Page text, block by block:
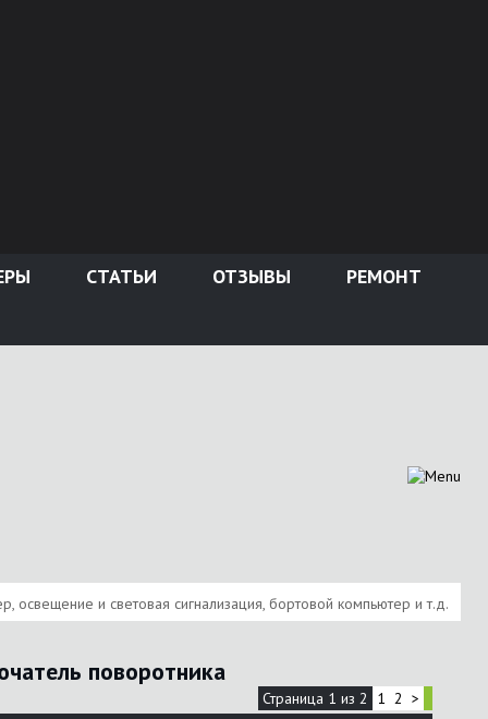
СТАТЬИ ОТЗЫВЫ РЕМОНТ
освещение и световая сигнализация, бортовой компьютер и т.д.
поворотника
Страница 1 из 2 1 2 >